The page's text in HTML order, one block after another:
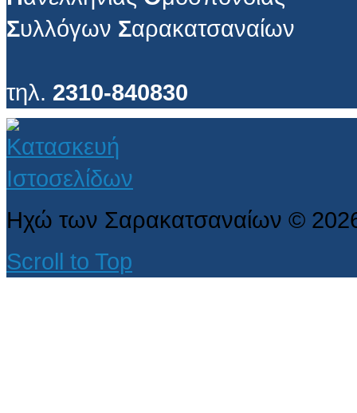
Συλλόγων Σαρακατσαναίων
τηλ. 2310-840830
Ηχώ των Σαρακατσαναίων ©
Scroll to Top